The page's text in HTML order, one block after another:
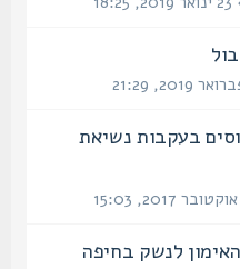
בעקבות נשיאת
לנשק בחיפה